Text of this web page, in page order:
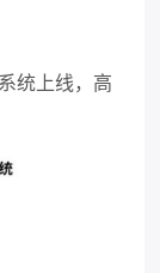
统上线，高